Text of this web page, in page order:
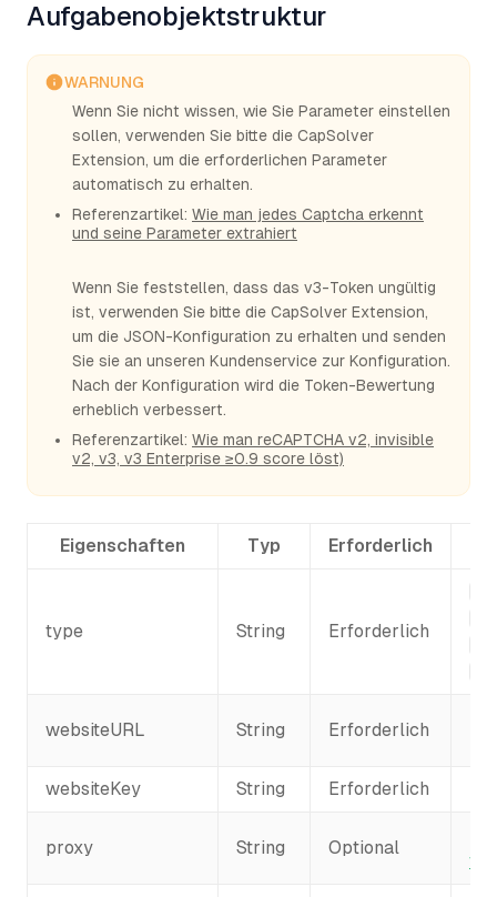
Aufgabenobjektstruktur
WARNUNG
Wenn Sie nicht wissen, wie Sie Parameter einstellen
sollen, verwenden Sie bitte die CapSolver
Extension, um die erforderlichen Parameter
automatisch zu erhalten.
Referenzartikel: Wie man jedes Captcha erkennt
und seine Parameter extrahiert
Wenn Sie feststellen, dass das v3-Token ungültig
ist, verwenden Sie bitte die CapSolver Extension,
um die JSON-Konfiguration zu erhalten und senden
Sie sie an unseren Kundenservice zur Konfiguration.
Nach der Konfiguration wird die Token-Bewertung
erheblich verbessert.
Referenzartikel: Wie man reCAPTCHA v2, invisible
v2, v3, v3 Enterprise ≥0.9 score löst)
Eigenschaften Typ Erforderlich
type String Erforderlich
websiteURL String Erforderlich
websiteKey String Erforderlich
proxy String Optional